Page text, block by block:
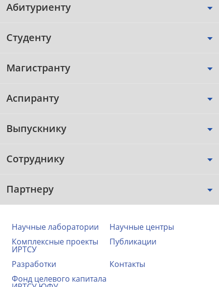
Абитуриенту
Студенту
Магистранту
Аспиранту
Выпускнику
Сотруднику
Партнеру
Научные лаборатории
Научные центры
Комплексные проекты
ИРТСУ
Публикации
Разработки
Контакты
Фонд целевого капитала